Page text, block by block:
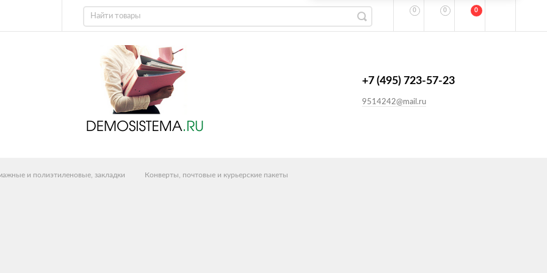
0 0 0
+7 (495) 723-57-23
9514242@mail.ru
и полиэтиленовые, закладки Конверты, почтовые и курьерские пакеты